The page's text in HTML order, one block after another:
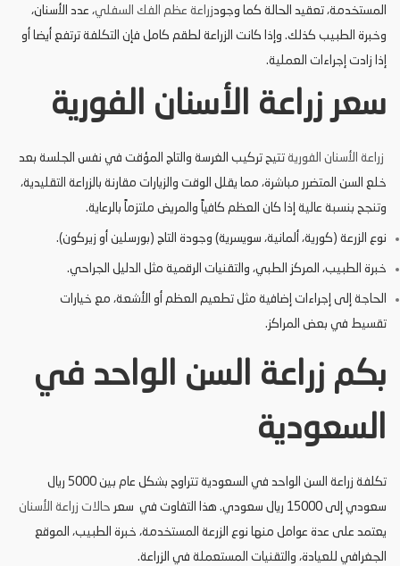
المستخدمة، تعقيد الحالة كما وجودزراعة عظم الفك السفلي، عدد الأسنان،
وخبرة الطبيب كذلك. وإذا كانت الزراعة لطقم كامل فإن التكلفة ترتفع أيضا أو
إذا زادت إجراءات العملية.
سعر زراعة الأسنان الفورية
زراعة الأسنان الفورية تتيح تركيب الغرسة والتاج المؤقت في نفس الجلسة بعد
خلع السن المتضرر مباشرة، مما يقلل الوقت والزيارات مقارنة بالزراعة التقليدية،
وتنجح بنسبة عالية إذا كان العظم كافياً والمريض ملتزماً بالرعاية.​
نوع الزرعة (كورية، ألمانية، سويسرية) وجودة التاج (بورسلين أو زيركون).​
خبرة الطبيب، المركز الطبي، والتقنيات الرقمية مثل الدليل الجراحي.​
الحاجة إلى إجراءات إضافية مثل تطعيم العظم أو الأشعة، مع خيارات
تقسيط في بعض المراكز.
بكم زراعة السن الواحد في
السعودية
تكلفة زراعة السن الواحد في السعودية تتراوح بشكل عام بين 5000 ريال
سعودي إلى 15000 ريال سعودي. هذا التفاوت في سعر
حالات زراعة الأسنان
يعتمد على عدة عوامل منها نوع الزرعة المستخدمة، خبرة الطبيب، الموقع
الجغرافي للعيادة، والتقنيات المستعملة في الزراعة.